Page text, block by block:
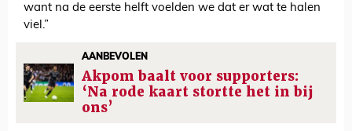
want na de eerste helft voelden we dat er wat te halen
viel.”
AANBEVOLEN
Akpom baalt voor supporters:
‘Na rode kaart stortte het in bij
ons’